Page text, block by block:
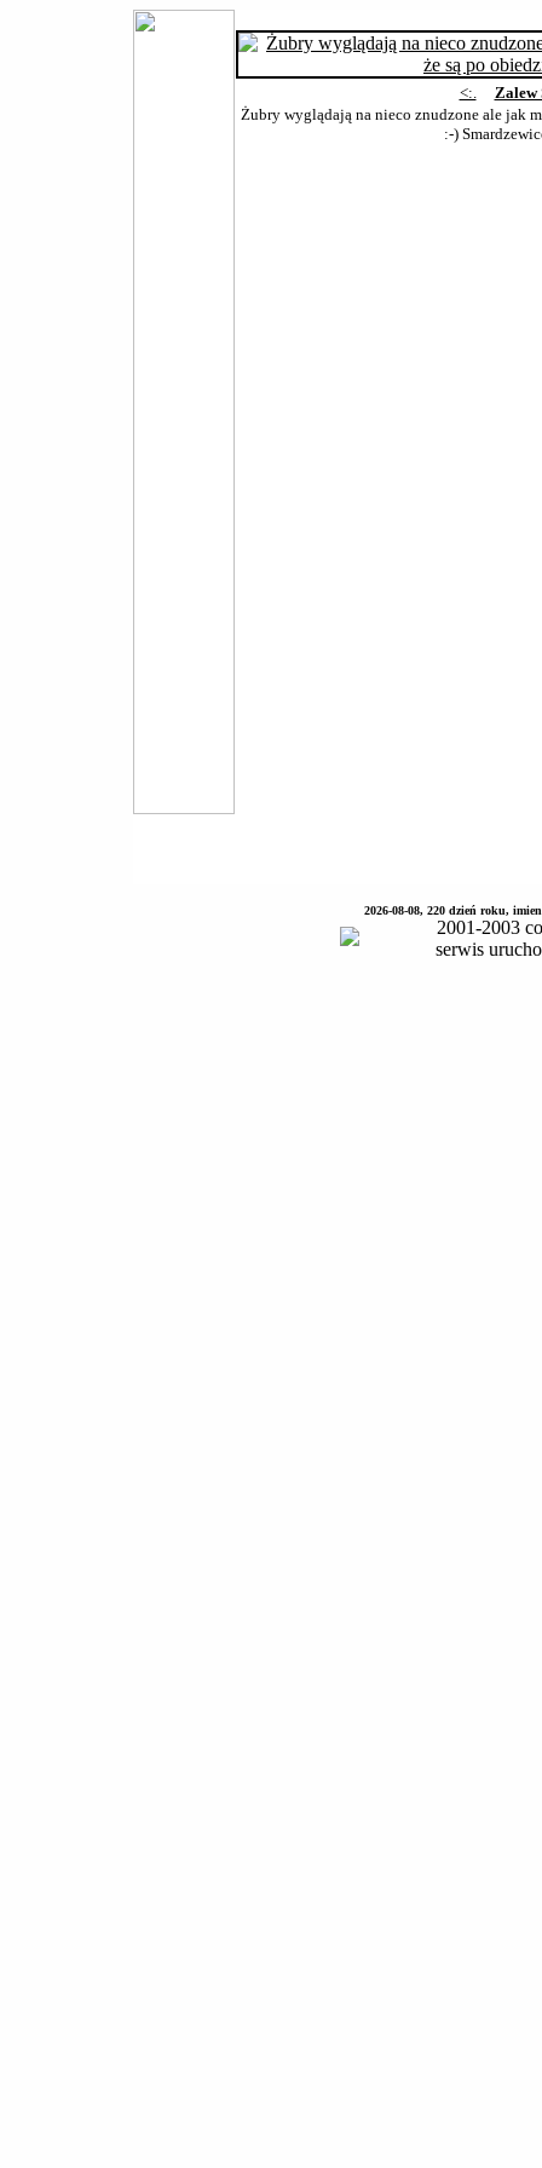
<:.
Zalew
Żubry wyglądają na nieco znudzone ale jak
:-)
2026-08-08, 220 dzień roku,
2001-2003
serwis